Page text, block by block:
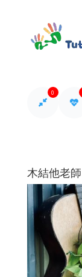
0
木結他老